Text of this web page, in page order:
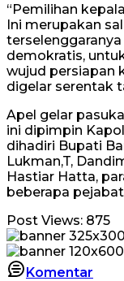
“Pemilihan
Ini merupakan
demokratis,
wujud persiapan
digelar serentak
Apel gelar
ini dipimpin
dihadiri Bupati
Lukman,T,
Hastiar Hatta,
beberapa
Post Views: 875
Komentar